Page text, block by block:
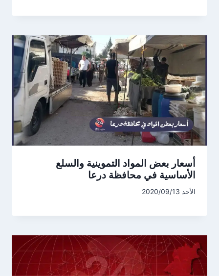
أسعار بعض المواد التموينية والسلع
الأساسية في محافظة درعا
الأحد 2020/09/13